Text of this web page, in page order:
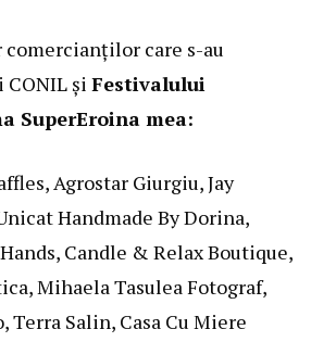
care s-au
și Festivalului
SuperEroina mea:
Agrostar Giurgiu, Jay
Handmade By Dorina,
Candle & Relax Boutique,
Mihaela Tasulea Fotograf,
Terra Salin, Casa Cu Miere